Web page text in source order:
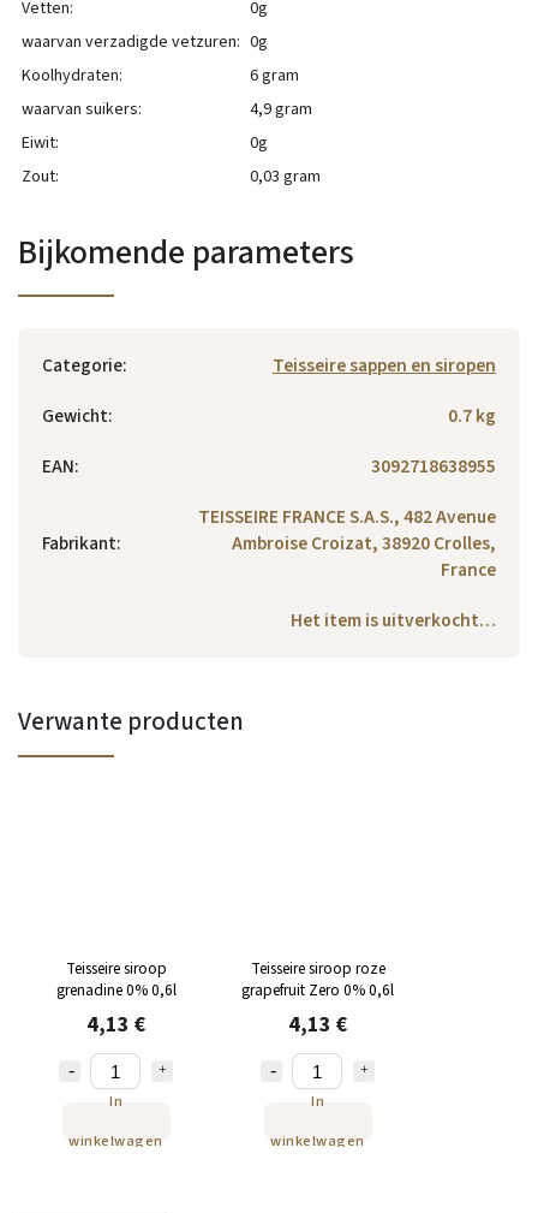
Vetten:
0g
waarvan verzadigde vetzuren: 0g
Koolhydraten:
6 gram
waarvan suikers:
4,9 gram
Eiwit:
0g
Zout:
0,03 gram
Bijkomende parameters
Categorie:
Teisseire sappen en siropen
Gewicht:
0.7 kg
EAN: 3092718638955
Fabrikant:
TEISSEIRE FRANCE S.A.S., 482 Avenue
Ambroise Croizat, 38920 Crolles,
France
Het item is uitverkocht…
Verwante producten
Teisseire siroop
grenadine 0% 0,6l
4,13 €
In
winkelwagen
Teisseire siroop roze
grapefruit Zero 0% 0,6l
4,13 €
In
winkelwagen